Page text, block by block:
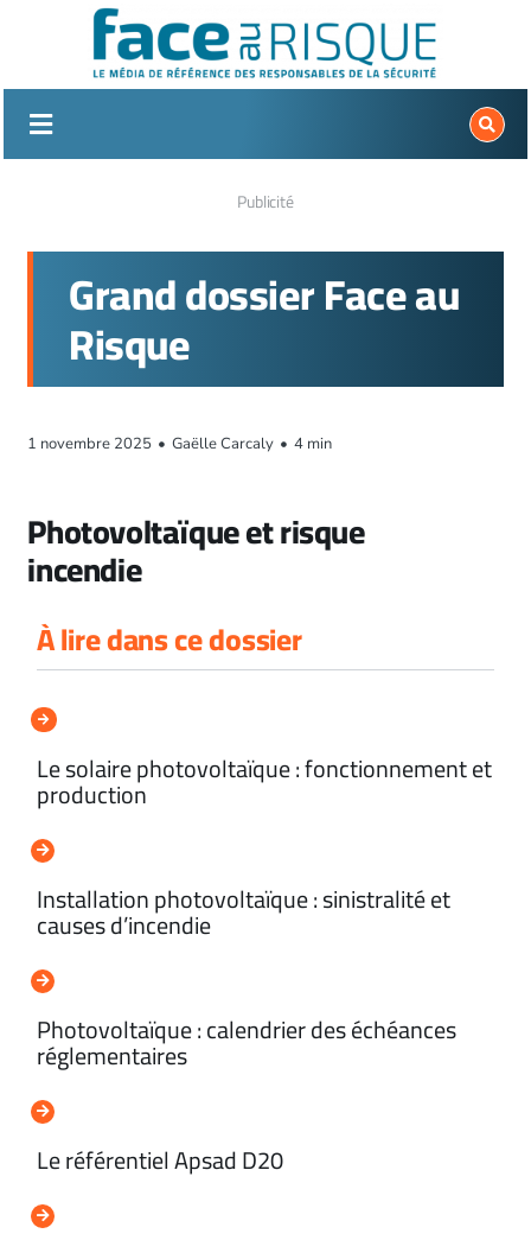
Publicité
Grand dossier Face au
Risque
1 novembre 2025 • Gaëlle Carcaly • 4 min
Photovoltaïque et risque
incendie
À lire dans ce dossier
Le solaire photovoltaïque : fonctionnement et
production
Installation photovoltaïque : sinistralité et
causes d’incendie
Photovoltaïque : calendrier des échéances
réglementaires
Le référentiel Apsad D20